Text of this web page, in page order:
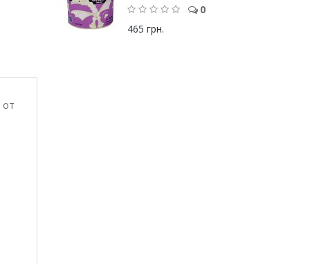
от
0
465 грн.